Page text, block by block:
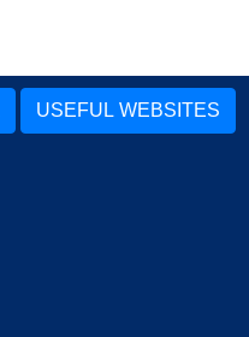
USEFUL WEBSITES